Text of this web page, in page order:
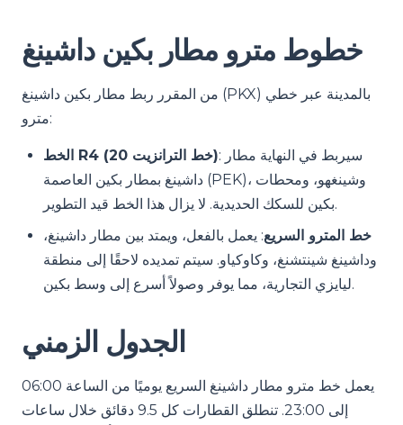
خطوط مترو مطار بكين داشينغ
من المقرر ربط مطار بكين داشينغ (PKX) بالمدينة عبر خطي
مترو:
الخط R4 (خط الترانزيت 20): سيربط في النهاية مطار
داشينغ بمطار بكين العاصمة (PEK)، وشينغهو، ومحطات
بكين للسكك الحديدية. لا يزال هذا الخط قيد التطوير.
خط المترو السريع: يعمل بالفعل، ويمتد بين مطار داشينغ،
وداشينغ شينتشنغ، وكاوكياو. سيتم تمديده لاحقًا إلى منطقة
ليايزي التجارية، مما يوفر وصولاً أسرع إلى وسط بكين.
الجدول الزمني
يعمل خط مترو مطار داشينغ السريع يوميًا من الساعة 06:00
إلى 23:00. تنطلق القطارات كل 9.5 دقائق خلال ساعات